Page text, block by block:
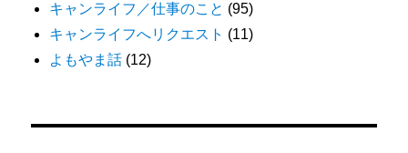
キャンライフ／仕事のこと (95)
キャンライフへリクエスト (11)
よもやま話 (12)